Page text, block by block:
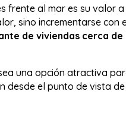
frente al mar es su valor
sino incrementarse con
de viviendas cerca de
una opción atractiva
desde el punto de vista